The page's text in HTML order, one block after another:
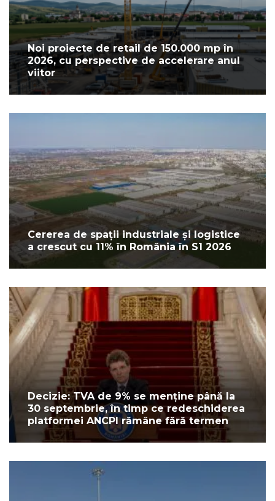
Noi proiecte de retail de 150.000 mp în
2026, cu perspective de accelerare anul
viitor
Cererea de spații industriale și logistice
a crescut cu 11% în România în S1 2026
Decizie: TVA de 9% se menține până la
30 septembrie, în timp ce redeschiderea
platformei ANCPI rămâne fără termen